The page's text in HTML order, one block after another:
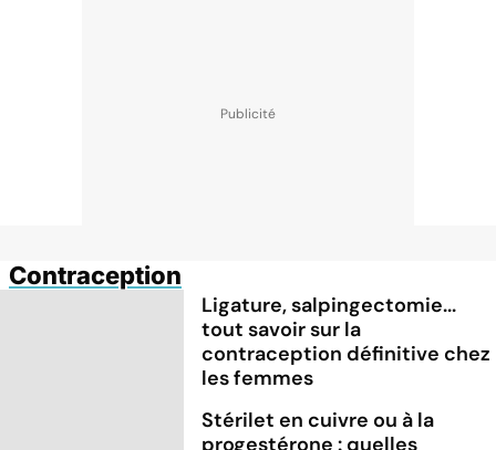
Contraception
Ligature, salpingectomie...
tout savoir sur la
contraception définitive chez
les femmes
Stérilet en cuivre ou à la
progestérone : quelles